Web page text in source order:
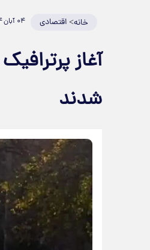
خانه>اقتصادی ۰۴ آبان ۱۴۰۴
آغاز
شدند